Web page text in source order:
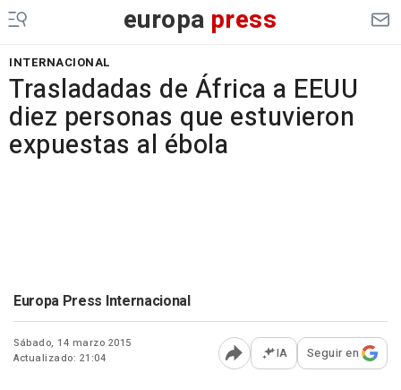
europa press
INTERNACIONAL
Trasladadas de África a EEUU
diez personas que estuvieron
expuestas al ébola
Europa Press Internacional
Sábado, 14 marzo 2015
Actualizado: 21:04
Abrir opciones para
IA Seguir en